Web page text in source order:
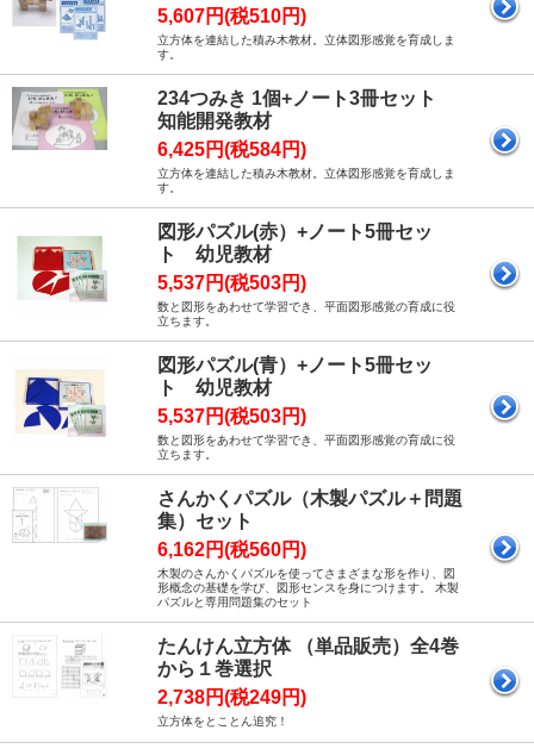
5,607円(税510円)
立方体を連結した積み木教材。立体図形感覚を育成しま
す。
234つみき 1個+ノート3冊セット
知能開発教材
6,425円(税584円)
立方体を連結した積み木教材。立体図形感覚を育成しま
す。
図形パズル(赤）+ノート5冊セッ
ト 幼児教材
5,537円(税503円)
数と図形をあわせて学習でき、平面図形感覚の育成に役
立ちます。
図形パズル(青）+ノート5冊セッ
ト 幼児教材
5,537円(税503円)
数と図形をあわせて学習でき、平面図形感覚の育成に役
立ちます。
さんかくパズル（木製パズル＋問題
集）セット
6,162円(税560円)
木製のさんかくパズルを使ってさまざまな形を作り、図
形概念の基礎を学び、図形センスを身につけます。 木製
パズルと専用問題集のセット
たんけん立方体 （単品販売）全4巻
から１巻選択
2,738円(税249円)
立方体をとことん追究！